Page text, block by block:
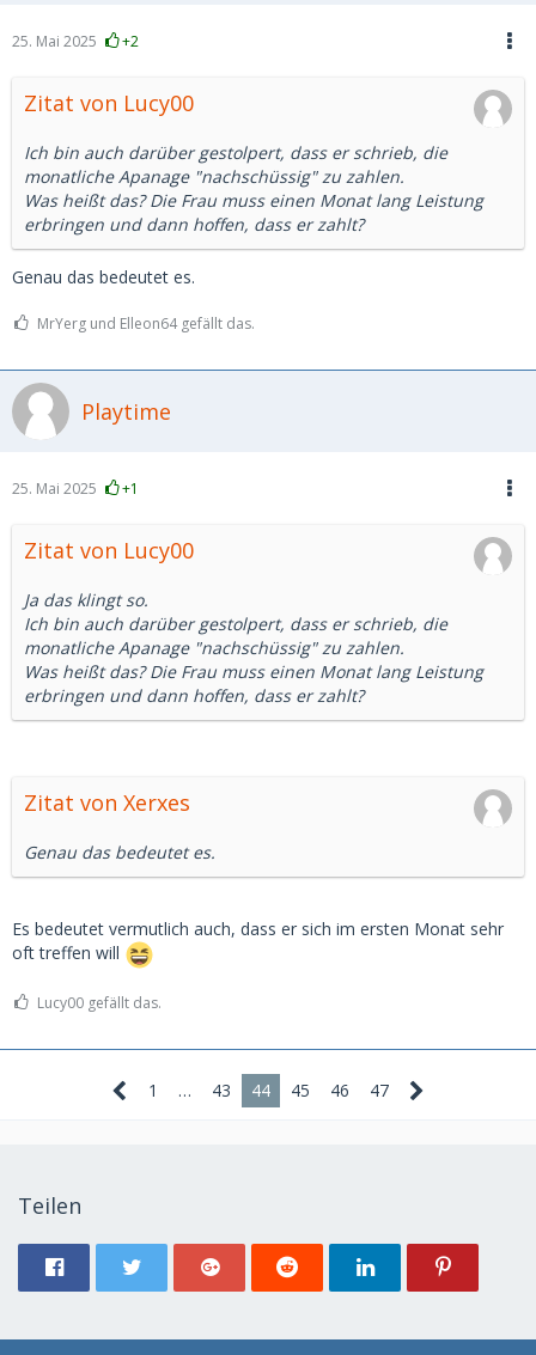
25. Mai 2025 +2
Zitat von Lucy00
Ich bin auch darüber gestolpert, dass er schrieb, die
monatliche Apanage "nachschüssig" zu zahlen.
Was heißt das? Die Frau muss einen Monat lang Leistung
erbringen und dann hoffen, dass er zahlt?
Genau das bedeutet es.
MrYerg und Elleon64 gefällt das.
Playtime
25. Mai 2025 +1
Zitat von Lucy00
Ja das klingt so.
Ich bin auch darüber gestolpert, dass er schrieb, die
monatliche Apanage "nachschüssig" zu zahlen.
Was heißt das? Die Frau muss einen Monat lang Leistung
erbringen und dann hoffen, dass er zahlt?
Zitat von Xerxes
Genau das bedeutet es.
Es bedeutet vermutlich auch, dass er sich im ersten Monat sehr
oft treffen will
Lucy00 gefällt das.
1 … 43 44 45 46 47
Teilen